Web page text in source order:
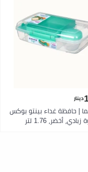
دينار
| حافظة غداء بينتو بوكس
أخضر، 1.76 لتر